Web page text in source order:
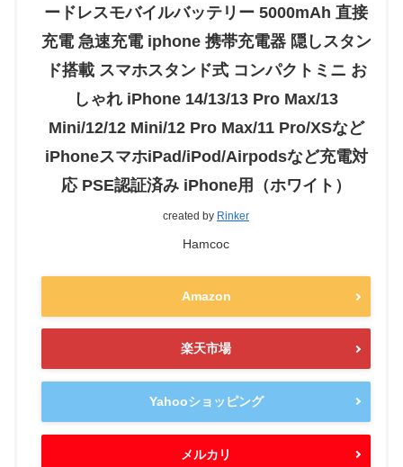
ードレスモバイルバッテリー 5000mAh 直接
充電 急速充電 iphone 携帯充電器 隠しスタン
ド搭載 スマホスタンド式 コンパクトミニ お
しゃれ iPhone 14/13/13 Pro Max/13
Mini/12/12 Mini/12 Pro Max/11 Pro/XSなど
iPhoneスマホiPad/iPod/Airpodsなど充電対
応 PSE認証済み iPhone用（ホワイト）
created by Rinker
Hamcoc
Amazon
楽天市場
Yahooショッピング
メルカリ